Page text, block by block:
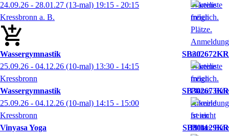
24.09.26 - 28.01.27 (13-mal) 19:15 - 20:15
Kressbronn a. B.
Wassergymnastik
SB302672KR
25.09.26 - 04.12.26 (10-mal) 13:30 - 14:15
Kressbronn
Wassergymnastik
SB302673KR
25.09.26 - 04.12.26 (10-mal) 14:15 - 15:00
Kressbronn
Vinyasa Yoga
SB301129KR